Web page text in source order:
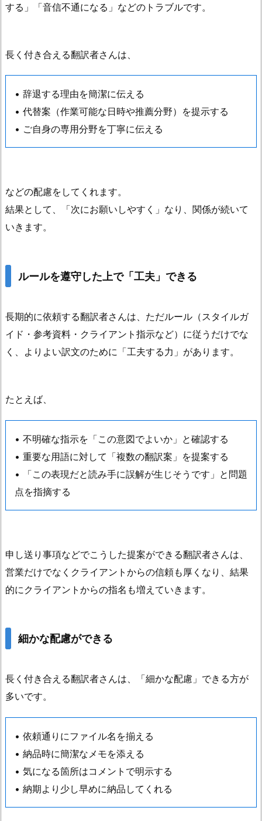
する」「音信不通になる」などのトラブルです。
長く付き合える翻訳者さんは、
• 辞退する理由を簡潔に伝える
• 代替案（作業可能な日時や推薦分野）を提示する
• ご自身の専用分野を丁寧に伝える
などの配慮をしてくれます。
結果として、「次にお願いしやすく」なり、関係が続いて
いきます。
ルールを遵守した上で「工夫」できる
長期的に依頼する翻訳者さんは、ただルール（スタイルガ
イド・参考資料・クライアント指示など）に従うだけでな
く、よりよい訳文のために「工夫する力」があります。
たとえば、
• 不明確な指示を「この意図でよいか」と確認する
• 重要な用語に対して「複数の翻訳案」を提案する
• 「この表現だと読み手に誤解が生じそうです」と問題
点を指摘する
申し送り事項などでこうした提案ができる翻訳者さんは、
営業だけでなくクライアントからの信頼も厚くなり、結果
的にクライアントからの指名も増えていきます。
細かな配慮ができる
長く付き合える翻訳者さんは、「細かな配慮」できる方が
多いです。
• 依頼通りにファイル名を揃える
• 納品時に簡潔なメモを添える
• 気になる箇所はコメントで明示する
• 納期より少し早めに納品してくれる